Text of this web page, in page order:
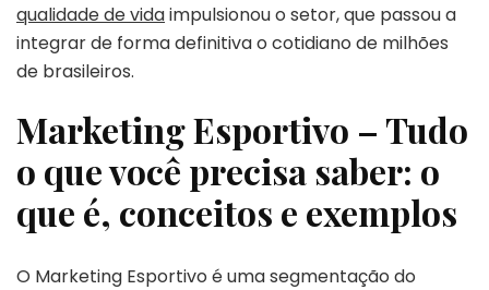
qualidade de vidaimpulsionou o setor, que passou a
integrar de forma definitiva o cotidiano de milhões
de brasileiros.
Marketing Esportivo – Tudo
o que você precisa saber: o
que é, conceitos e exemplos
O Marketing Esportivo é uma segmentação do